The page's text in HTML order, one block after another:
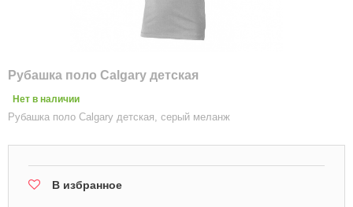
Рубашка поло Calgary детская
Нет в наличии
Рубашка поло Calgary детская, серый меланж
В избранное